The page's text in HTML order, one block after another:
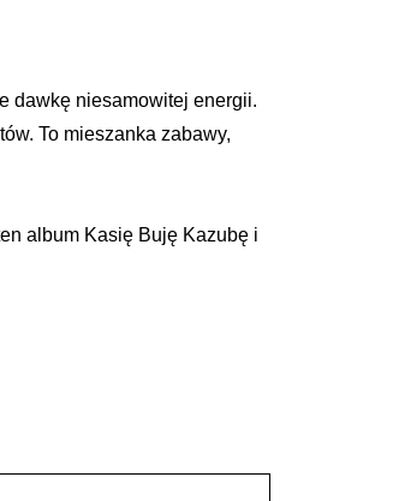
dawkę niesamowitej energii.
To mieszanka zabawy,
album Kasię Buję Kazubę i